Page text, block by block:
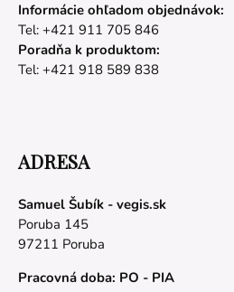
Informácie ohľadom objednávok:
Tel: +421 911 705 846
Poradňa k produktom:
Tel: +421 918 589 838
ADRESA
Samuel Šubík - vegis.sk
Poruba 145
97211 Poruba
Pracovná doba: PO - PIA